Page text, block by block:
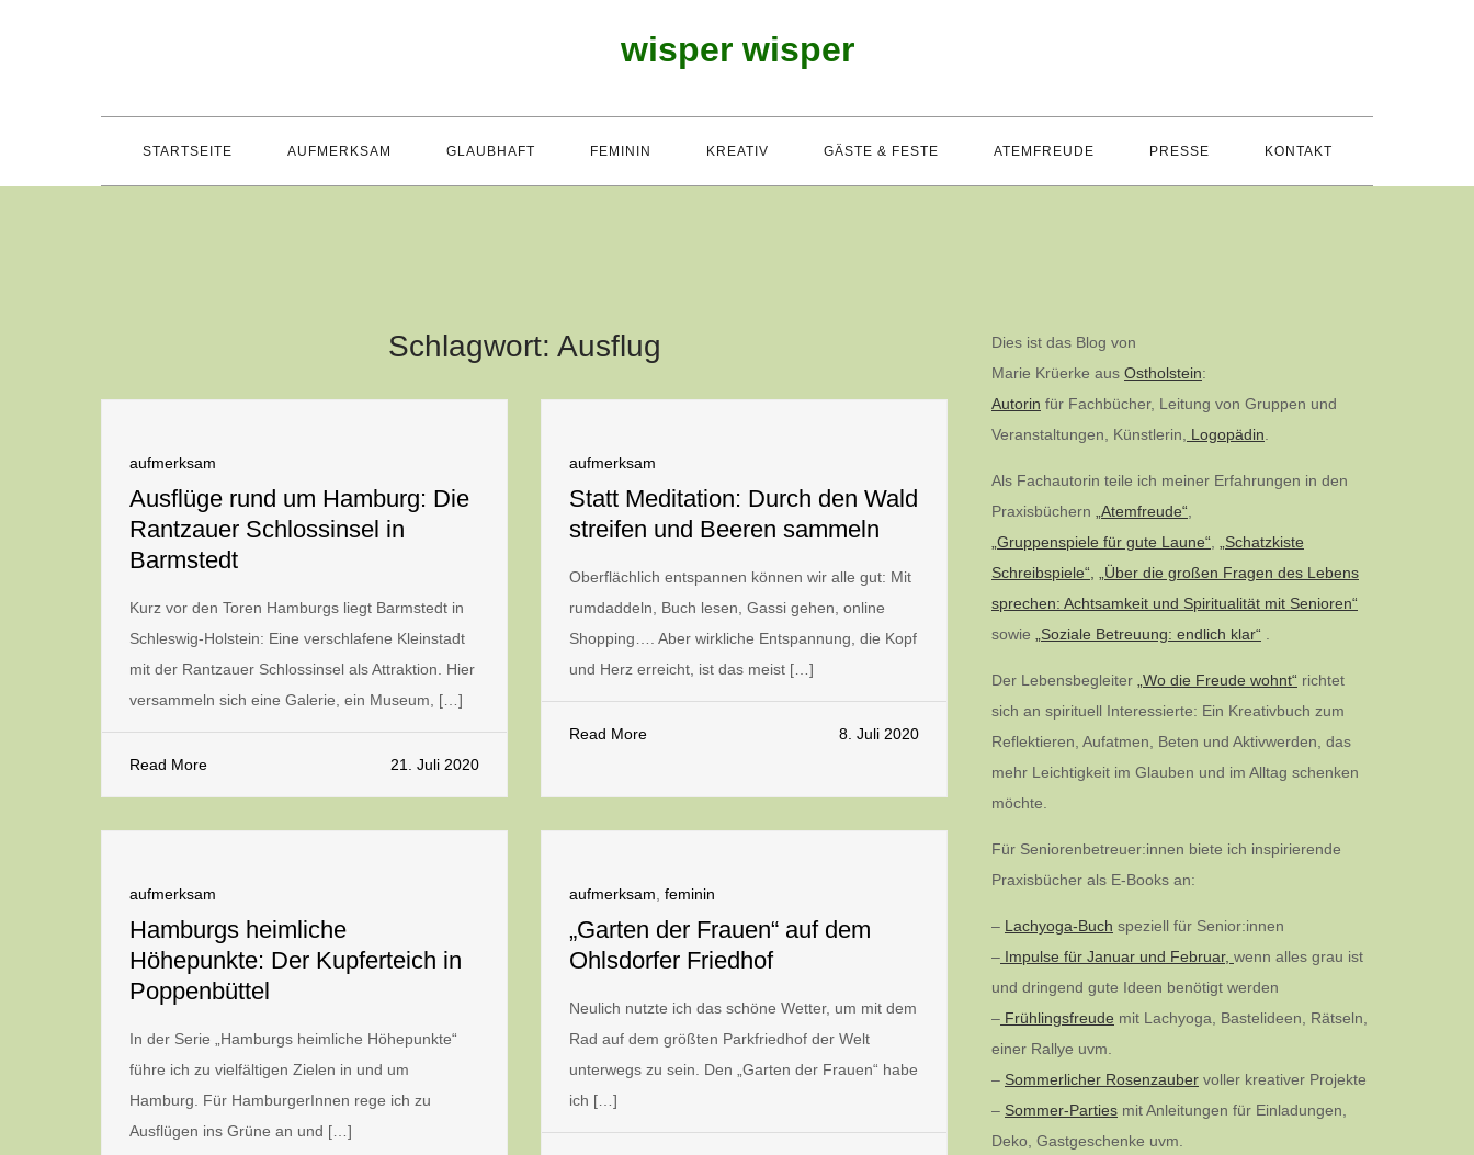
wisper wisper
STARTSEITE AUFMERKSAM GLAUBHAFT FEMININ KREATIV GÄSTE & FESTE ATEMFREUDE PRESSE KONTAKT
Schlagwort: Ausflug
aufmerksam
Ausflüge rund um Hamburg: Die
Rantzauer Schlossinsel in
Barmstedt
Kurz vor den Toren Hamburgs liegt Barmstedt in
Schleswig-Holstein: Eine verschlafene Kleinstadt
mit der Rantzauer Schlossinsel als Attraktion. Hier
versammeln sich eine Galerie, ein Museum, […]
Read More 21. Juli 2020
aufmerksam
Statt Meditation: Durch den Wald
streifen und Beeren sammeln
Oberflächlich entspannen können wir alle gut: Mit
rumdaddeln, Buch lesen, Gassi gehen, online
Shopping…. Aber wirkliche Entspannung, die Kopf
und Herz erreicht, ist das meist […]
Read More 8. Juli 2020
aufmerksam
Hamburgs heimliche
Höhepunkte: Der Kupferteich in
Poppenbüttel
In der Serie „Hamburgs heimliche Höhepunkte“
führe ich zu vielfältigen Zielen in und um
Hamburg. Für HamburgerInnen rege ich zu
Ausflügen ins Grüne an und […]
aufmerksam feminin
„Garten der Frauen“ auf dem
Ohlsdorfer Friedhof
Neulich nutzte ich das schöne Wetter, um mit dem
Rad auf dem größten Parkfriedhof der Welt
unterwegs zu sein. Den „Garten der Frauen“ habe
ich […]
Dies ist das Blog von
Marie Krüerke aus Ostholstein:
Autorin für Fachbücher, Leitung von Gruppen und
Veranstaltungen, Künstlerin,
Logopädin
Als Fachautorin teile ich meiner Erfahrungen in den
Praxisbüchern
„Atemfreude“
„Gruppenspiele für gute Laune“
„Schatzkiste
Schreibspiele“,
„Über die großen Fragen des Lebens
sprechen: Achtsamkeit und Spiritualität mit Senioren“
sowie
„Soziale Betreuung: endlich klar“
Der Lebensbegleiter „Wo die Freude wohnt“ richtet
sich an spirituell Interessierte: Ein Kreativbuch zum
Reflektieren, Aufatmen, Beten und Aktivwerden, das
mehr Leichtigkeit im Glauben und im Alltag schenken
möchte.
Für Seniorenbetreuer:innen biete ich inspirierende
Praxisbücher als E-Books an:
– Lachyoga-Buch speziell für Senior:innen
– Impulse für Januar und Februar, wenn alles grau ist
und dringend gute Ideen benötigt werden
– Frühlingsfreude mit Lachyoga, Bastelideen, Rätseln,
einer Rallye uvm.
– Sommerlicher Rosenzauber voller kreativer Projekte
– Sommer-Parties mit Anleitungen für Einladungen,
Deko, Gastgeschenke uvm.